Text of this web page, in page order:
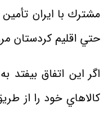
مشترك با ايران
حتي اقليم كردستان
اگر اين اتفاق بيفتد
كالاهاي خود را از